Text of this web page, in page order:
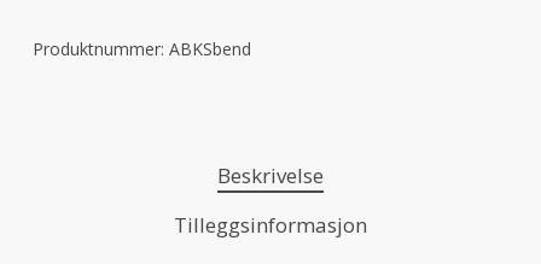
Produktnummer: ABKSbend
Beskrivelse
Tilleggsinformasjon